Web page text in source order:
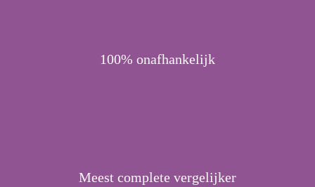
100% onafhankelijk
Meest complete vergelijker